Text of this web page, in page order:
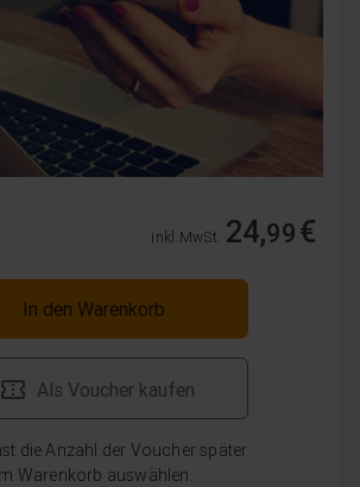
inkl. MwSt. 24,99€
In den Warenkorb
Als Voucher kaufen
die Anzahl der Voucher später
Warenkorb auswählen.